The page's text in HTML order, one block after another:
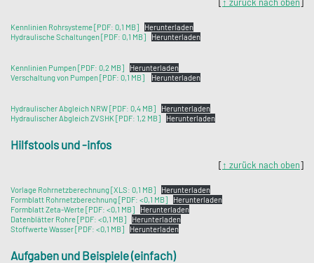
Kennlinien Rohrsysteme [PDF: 0,1 MB]
Herunterladen
Hydraulische Schaltungen [PDF: 0,1 MB]
Herunterladen
Kennlinien Pumpen [PDF: 0,2 MB]
Herunterladen
Verschaltung von Pumpen [PDF: 0,1 MB]
Herunterladen
Hydraulischer Abgleich NRW [PDF: 0,4 MB]
Herunterladen
Hydraulischer Abgleich ZVSHK [PDF: 1,2 MB]
Herunterladen
Hilfstools und -infos
[↑ zurück nach oben]
Vorlage Rohrnetzberechnung [XLS: 0,1 MB]
Herunterladen
Formblatt Rohrnetzberechnung [PDF: <0,1 MB]
Herunterladen
Formblatt Zeta-Werte [PDF: <0,1 MB]
Herunterladen
Datenblätter Rohre [PDF: <0,1 MB]
Herunterladen
Stoffwerte Wasser [PDF: <0,1 MB]
Herunterladen
Aufgaben und Beispiele (einfach)